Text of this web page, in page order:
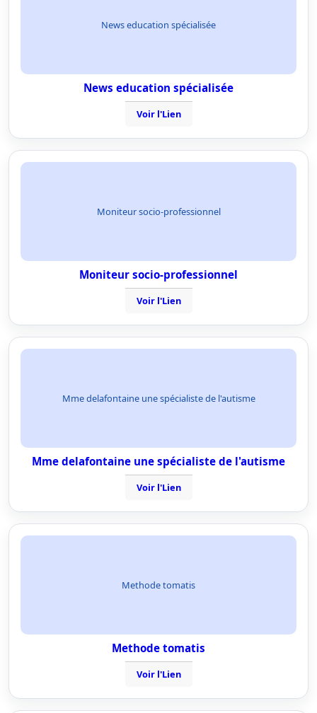
News education spécialisée
News education spécialisée
Voir l'Lien
Moniteur socio-professionnel
Moniteur socio-professionnel
Voir l'Lien
Mme delafontaine une spécialiste de l'autisme
Mme delafontaine une spécialiste de l'autisme
Voir l'Lien
Methode tomatis
Methode tomatis
Voir l'Lien